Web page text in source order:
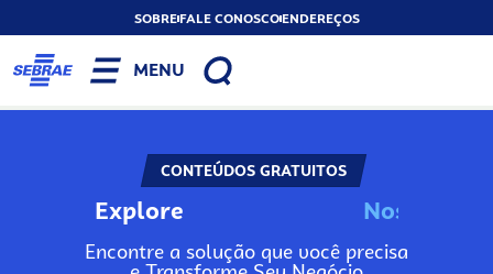
SOBREFALE CONOSCOENDEREÇOS
MENU
CONTEÚDOS GRATUITOS
Explore No
Encontre a solução que você precisa